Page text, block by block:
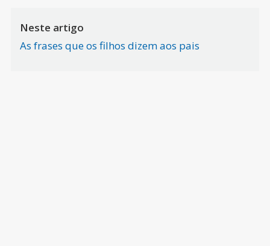
Neste artigo
As frases que os filhos dizem aos pais